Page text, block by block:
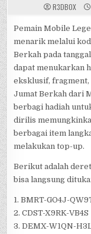
R3DB0X
Pemain Mobile
menarik melalui
Berkah pada
dapat menukarkan
eksklusif, fragment,
Jumat Berkah dari
berbagi hadiah
dirilis
berbagai item
melakukan top-up.
Berikut adalah
bisa langsung
1. BMRT-GO4J-
2. CDST-X9RK-VB4S
3. DEMX-W1QN-